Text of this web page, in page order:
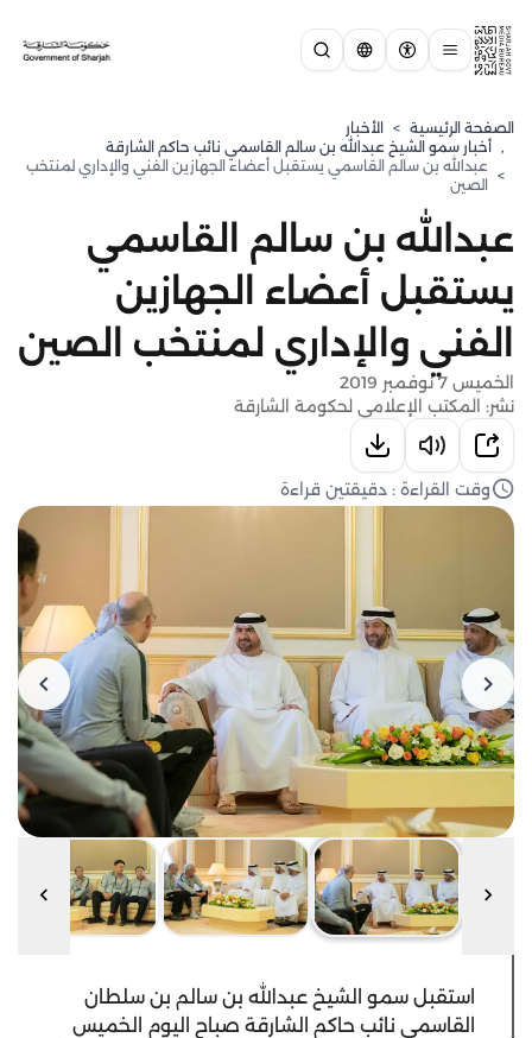
الصفحة الرئيسية > الأخبار
, ⁠أخبار سمو الشيخ عبدالله بن سالم القاسمي نائب حاكم الشارقة
>
عبدالله بن سالم القاسمي يستقبل أعضاء الجهازين الفني والإداري لمنتخب
الصين
عبدالله بن سالم القاسمي
يستقبل أعضاء الجهازين
الفني والإداري لمنتخب الصين
الخميس 7 نوفمبر 2019
نشر: المكتب الإعلامي لحكومة الشارقة
وقت القراءة : دقيقتين قراءة
استقبل سمو الشيخ عبدالله بن سالم بن سلطان
القاسمي نائب حاكم الشارقة صباح اليوم الخميس